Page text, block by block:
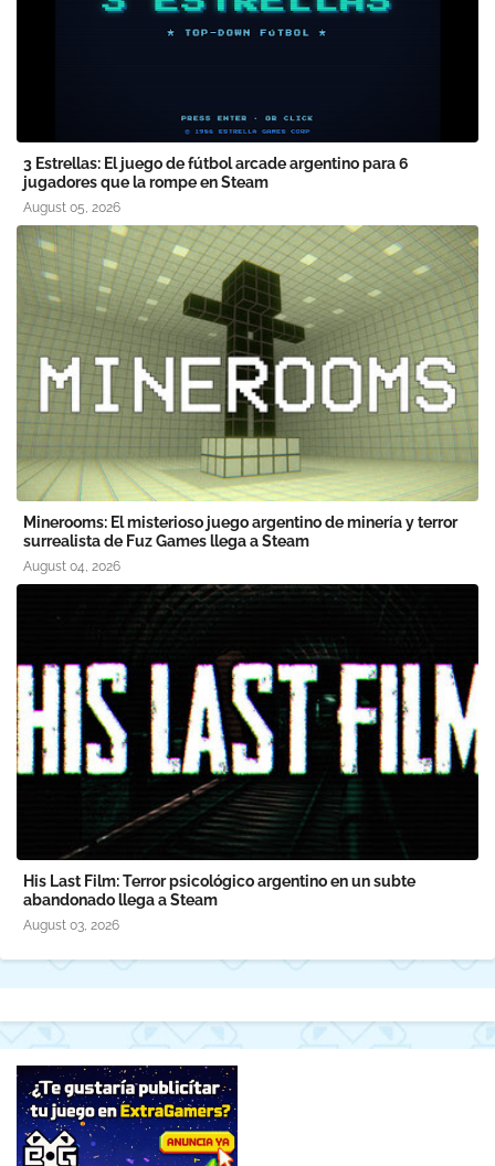
3 Estrellas: El juego de fútbol arcade argentino para 6
jugadores que la rompe en Steam
August 05, 2026
Minerooms: El misterioso juego argentino de minería y terror
surrealista de Fuz Games llega a Steam
August 04, 2026
His Last Film: Terror psicológico argentino en un subte
abandonado llega a Steam
August 03, 2026